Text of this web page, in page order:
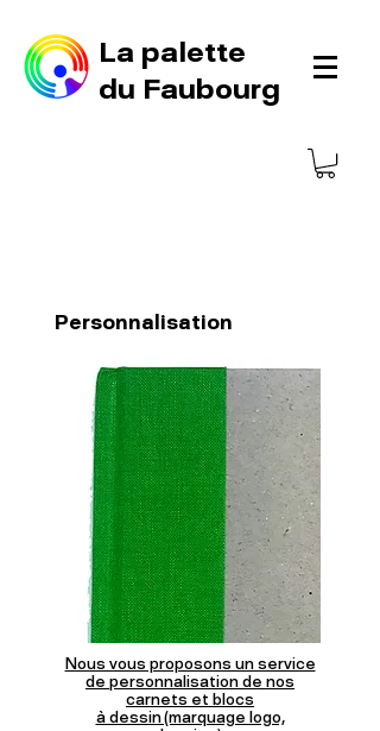
La palette
du Faubourg
Personnalisation
Nous vous proposons un service
de personnalisation de nos
carnets et blocs
à dessin (marquage logo,